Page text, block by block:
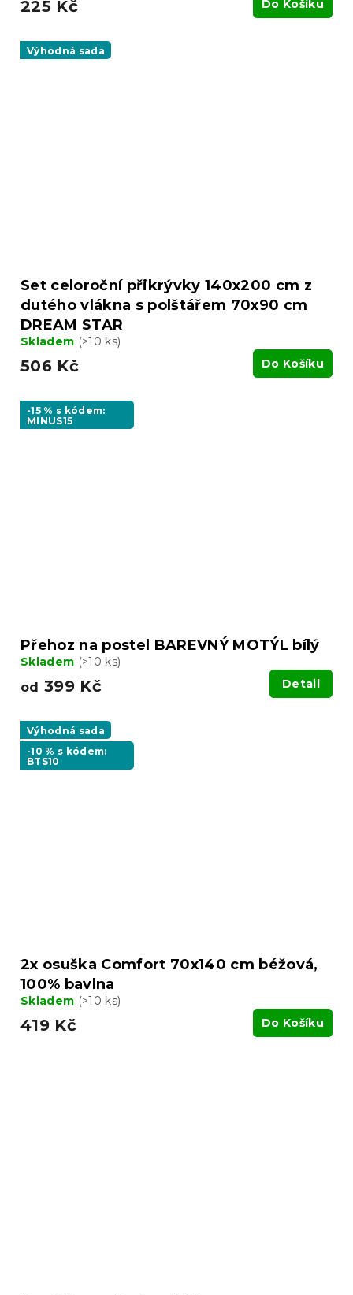
225 Kč Do Košíku
Výhodná sada
Set celoroční přikrývky 140x200 cm z
dutého vlákna s polštářem 70x90 cm
DREAM STAR
Skladem (>10 ks)
506 Kč Do Košíku
-15 % s kódem:
MINUS15
Přehoz na postel BAREVNÝ MOTÝL bílý
Skladem (>10 ks)
od 399 Kč Detail
Výhodná sada
-10 % s kódem:
BTS10
2x osuška Comfort 70x140 cm béžová,
100% bavlna
Skladem (>10 ks)
419 Kč Do Košíku